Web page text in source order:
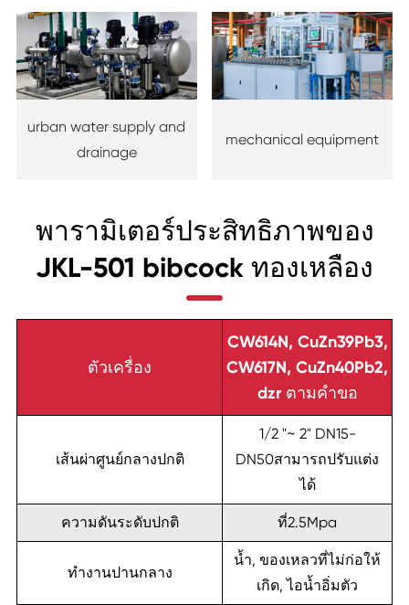
urban water supply and
drainage
mechanical equipment
พารามิเตอร์ประสิทธิภาพของ
JKL-501 bibcock ทองเหลือง
ตัวเครื่อง
CW614N, CuZn39Pb3,
CW617N, CuZn40Pb2,
dzr ตามคำขอ
เส้นผ่าศูนย์กลางปกติ
1/2 "~ 2" DN15-
DN50สามารถปรับแต่ง
ได้
ความดันระดับปกติ ที่2.5Mpa
ทำงานปานกลาง
น้ำ, ของเหลวที่ไม่ก่อให้
เกิด, ไอน้ำอิ่มตัว